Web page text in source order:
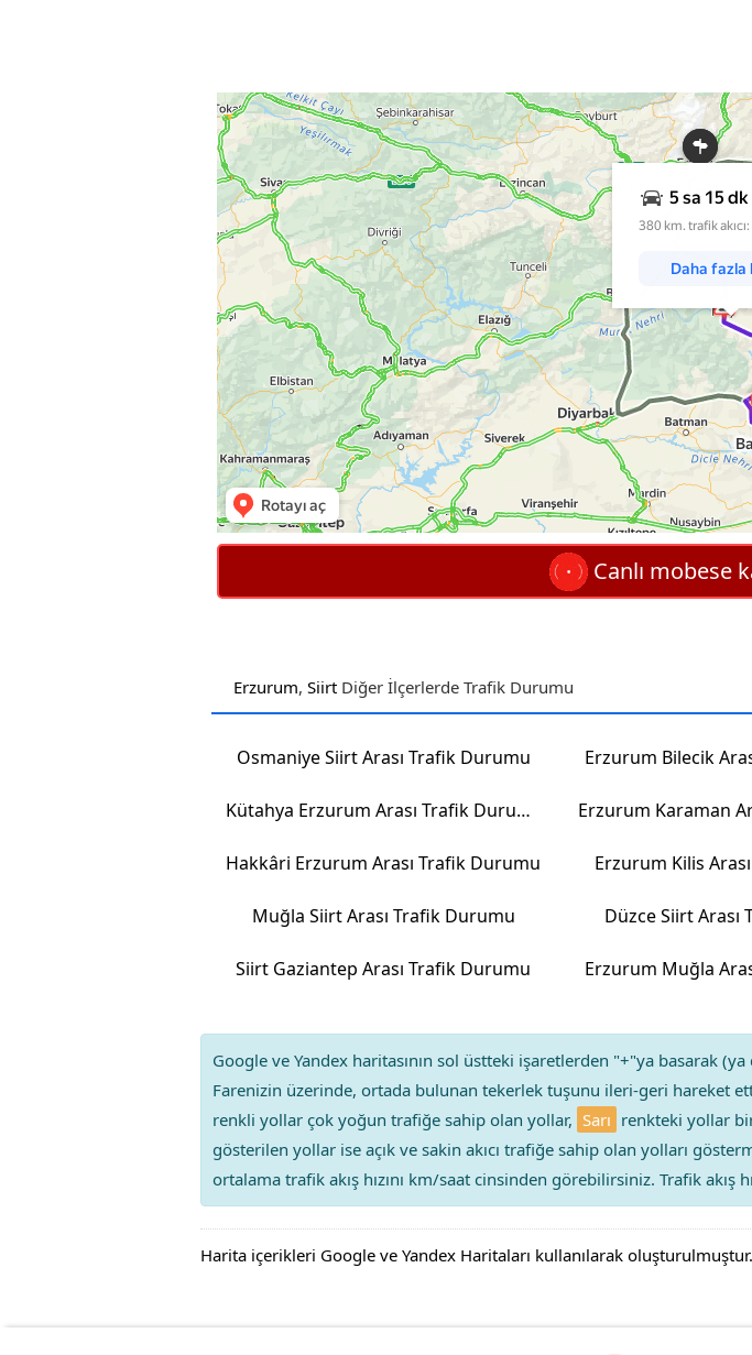
Canlı mobese
Erzurum, Siirt Diğer İlçerlerde Trafik Durumu
Osmaniye Siirt Arası Trafik Durumu Erzurum Bilecik
Kütahya Erzurum Arası Trafik Durumu
Hakkâri Erzurum Arası Trafik Durumu Erzurum Kilis
Muğla Siirt Arası Trafik Durumu Düzce Siirt
Siirt Gaziantep Arası Trafik Durumu Erzurum Muğla
Google ve Yandex haritasının sol üstteki işaretlerden "+"ya basarak
Farenizin üzerinde, ortada bulunan tekerlek tuşunu ileri-geri hareket
renkli yollar çok yoğun trafiğe sahip olan yollar, Sarı renkteki yollar
gösterilen yollar ise açık ve sakin akıcı trafiğe sahip olan yolları
ortalama trafik akış hızını km/saat cinsinden görebilirsiniz. Trafik akış
Harita içerikleri Google ve Yandex Haritaları kullanılarak oluşturulmuştur.